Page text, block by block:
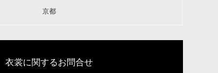
京都
衣裳に関するお問合せ